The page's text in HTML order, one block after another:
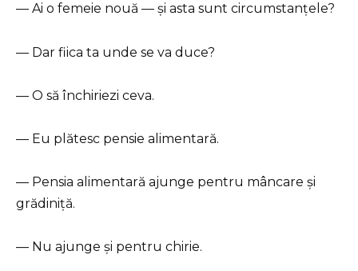
— Ai o femeie nouă — și asta sunt circumstanțele?
— Dar fiica ta unde se va duce?
— O să închiriezi ceva.
— Eu plătesc pensie alimentară.
— Pensia alimentară ajunge pentru mâncare și
grădiniță.
— Nu ajunge și pentru chirie.